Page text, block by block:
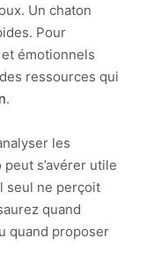
Un chaton
Pour
émotionnels
ressources qui
.
les
s’avérer utile
seul ne perçoit
quand
quand proposer